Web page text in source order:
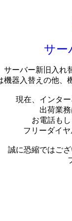
サー
サーバー新旧入れ
機器入替えの他、
現在、インタ
出荷業
お電話も
フリーダイヤ
誠に恐縮ではご